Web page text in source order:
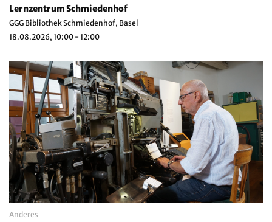
Lernzentrum Schmiedenhof
GGG Bibliothek Schmiedenhof, Basel
18.08.2026, 10:00 - 12:00
Anderes